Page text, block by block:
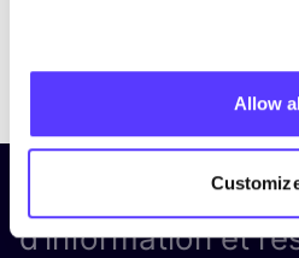
Allow
Inscrivez-vous à
d’information et